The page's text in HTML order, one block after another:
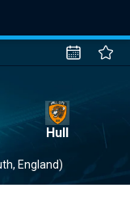
Hull
England)